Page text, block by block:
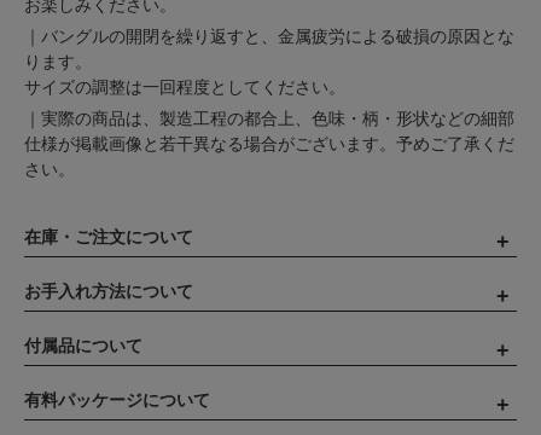
お楽しみください。
｜バングルの開閉を繰り返すと、金属疲労による破損の原因とな
ります。
サイズの調整は一回程度としてください。
｜実際の商品は、製造工程の都合上、色味・柄・形状などの細部
仕様が掲載画像と若干異なる場合がございます。予めご了承くだ
さい。
在庫・ご注文について
お手入れ方法について
付属品について
有料パッケージについて